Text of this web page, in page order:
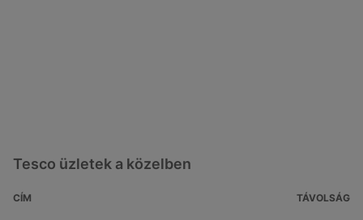
Tesco üzletek a közelben
CÍM TÁVOLSÁG